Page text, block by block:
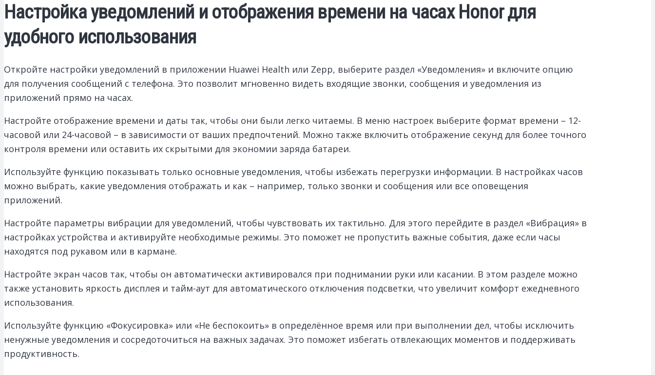
Настройка уведомлений и отображения времени на часах Honor для
удобного использования
Откройте настройки уведомлений в приложении Huawei Health или Zepp, выберите раздел «Уведомления» и включите опцию
для получения сообщений с телефона. Это позволит мгновенно видеть входящие звонки, сообщения и уведомления из
приложений прямо на часах.
Настройте отображение времени и даты так, чтобы они были легко читаемы. В меню настроек выберите формат времени – 12-
часовой или 24-часовой – в зависимости от ваших предпочтений. Можно также включить отображение секунд для более точного
контроля времени или оставить их скрытыми для экономии заряда батареи.
Используйте функцию показывать только основные уведомления, чтобы избежать перегрузки информации. В настройках часов
можно выбрать, какие уведомления отображать и как – например, только звонки и сообщения или все оповещения
приложений.
Настройте параметры вибрации для уведомлений, чтобы чувствовать их тактильно. Для этого перейдите в раздел «Вибрация» в
настройках устройства и активируйте необходимые режимы. Это поможет не пропустить важные события, даже если часы
находятся под рукавом или в кармане.
Настройте экран часов так, чтобы он автоматически активировался при поднимании руки или касании. В этом разделе можно
также установить яркость дисплея и тайм-аут для автоматического отключения подсветки, что увеличит комфорт ежедневного
использования.
Используйте функцию «Фокусировка» или «Не беспокоить» в определённое время или при выполнении дел, чтобы исключить
ненужные уведомления и сосредоточиться на важных задачах. Это поможет избегать отвлекающих моментов и поддерживать
продуктивность.